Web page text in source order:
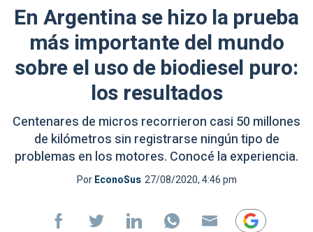
En Argentina se hizo la prueba
más importante del mundo
sobre el uso de biodiesel puro:
los resultados
Centenares de micros recorrieron casi 50 millones
de kilómetros sin registrarse ningún tipo de
problemas en los motores. Conocé la experiencia.
PorEconoSus 27/08/2020, 4:46 pm